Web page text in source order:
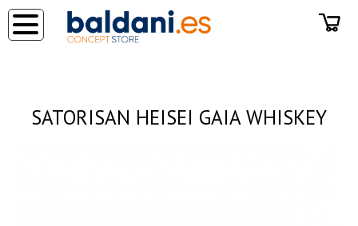
SATORISAN HEISEI GAIA WHISKEY